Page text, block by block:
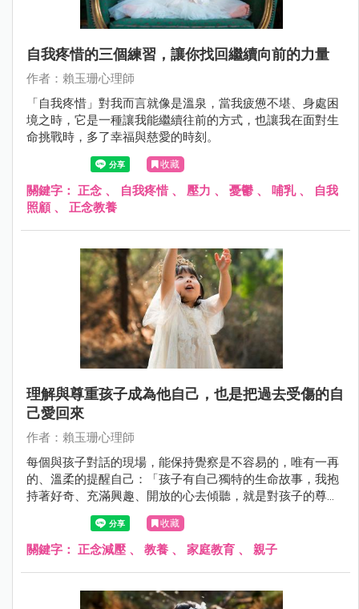
自我疼惜的三個練習，讓你找回繼續向前的力量
作者：賴玉珊心理師
「自我疼惜」對我而言就像是溫泉，當我疲憊不堪、身處困
境之時，它是一種讓我能繼續往前的方式，也讓我在面對生
命挑戰時，多了幸福與慈愛的時刻。
收藏
關鍵字： 正念 、 自我疼惜 、 壓力 、 憂鬱 、 哺乳、
自我
照顧、 正念教養
理解與尊重孩子成為他自己，也是把過去受傷的自
己愛回來
作者：賴玉珊心理師
每個與孩子對話的現場，能保持覺察是不容易的，唯有一再
的、溫柔的提醒自己：「孩子有自己獨特的生命故事，我抱
持著好奇、充滿興趣、開放的心去傾聽，就是對孩子的尊
重」 這篇文章分享了許多家庭會有的狀況，當然也包含我們
家的日常，提出具體可行的正念練習技巧，也祝福每位父
母，在養育孩子的過程中，從中療癒、破繭而出，把自己愛
收藏
關鍵字： 正念減壓 、 教養 、 家庭教育 、 親子